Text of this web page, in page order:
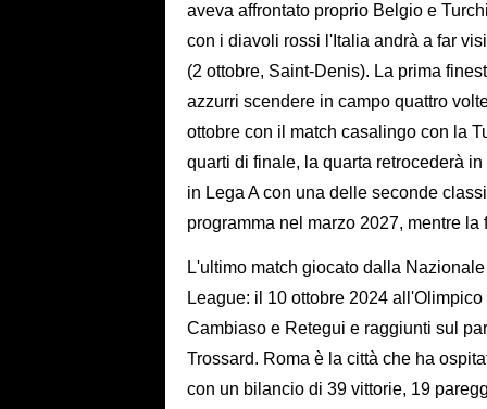
aveva affrontato proprio Belgio e
con i diavoli rossi l'Italia andrà a far
(2 ottobre, Saint-Denis). La prima
azzurri scendere in campo quattro
ottobre con il match casalingo con la
quarti di finale, la quarta retrocederà
in Lega A con una delle seconde
programma nel marzo 2027, mentre
L'ultimo match giocato dalla
League: il 10 ottobre 2024
Cambiaso e Retegui e raggiunti sul
Trossard. Roma è la città che ha
con un bilancio di 39 vittorie, 19